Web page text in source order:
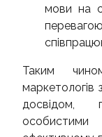
мови на
Таким
маркетологів
досвідом,